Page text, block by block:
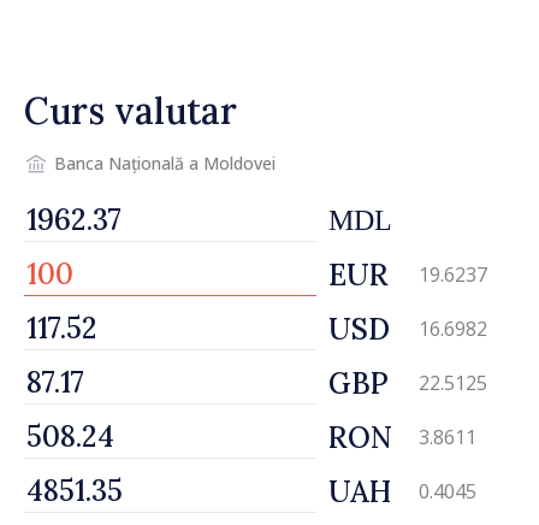
Curs valutar
Banca Națională a Moldovei
MDL
EUR 19.6237
USD 16.6982
GBP 22.5125
RON 3.8611
UAH 0.4045